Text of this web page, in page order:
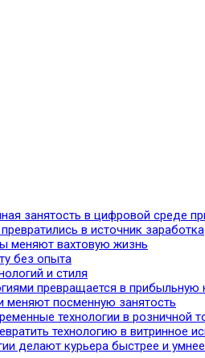
занятость в цифровой среде
в источник заработка
меняют вахтовую жизнь
без опыта
и стиля
превращается в прибыльную
меняют посменную занятость
технологии в розничной
технологию в витринное
делают курьера быстрее и умнее